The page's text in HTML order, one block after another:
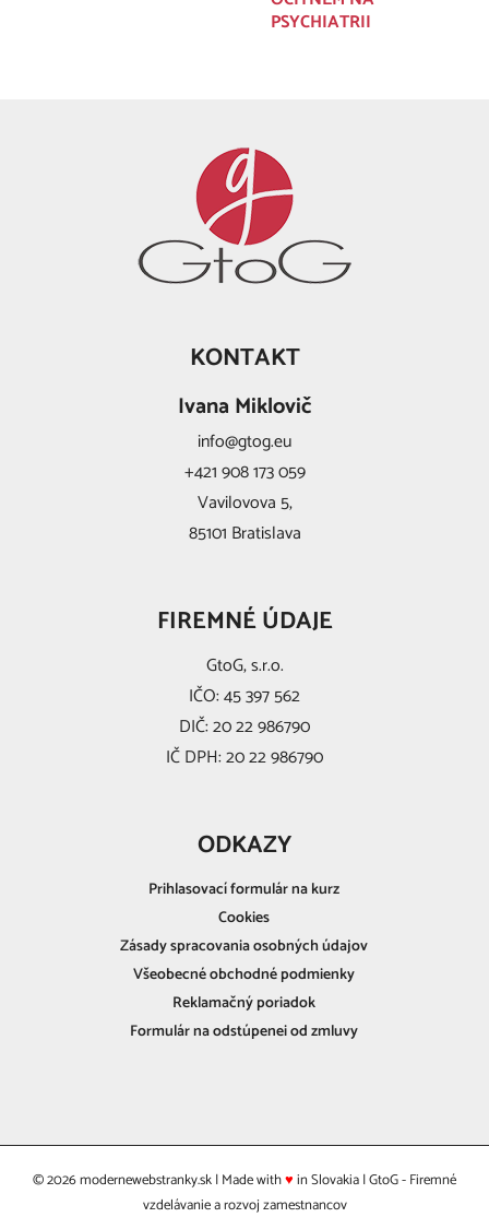
PSYCHIATRII
KONTAKT
Ivana Miklovič
info@gtog.eu
+421 908 173 059
Vavilovova 5,
85101 Bratislava
FIREMNÉ ÚDAJE
GtoG, s.r.o.
IČO: 45 397 562
DIČ: 20 22 986790
IČ DPH: 20 22 986790
ODKAZY
Prihlasovací formulár na kurz
Cookies
Zásady spracovania osobných údajov
Všeobecné obchodné podmienky
Reklamačný poriadok
Formulár na odstúpenei od zmluvy
©2026modernewebstranky.sk| Made with♥in Slovakia | GtoG - Firemné
vzdelávanie a rozvoj zamestnancov